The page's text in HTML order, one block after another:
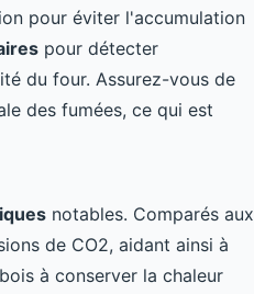
pour éviter l'accumulation
pour détecter
du four. Assurez-vous de
des fumées, ce qui est
notables. Comparés aux
de CO2, aidant ainsi à
à conserver la chaleur